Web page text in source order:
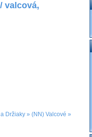
valcová,
Držiaky » (NN) Valcové »